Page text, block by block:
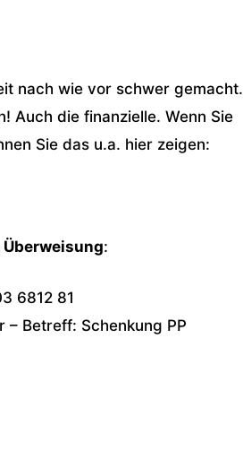
nach wie vor schwer gemacht.
Auch die finanzielle. Wenn Sie
Sie das u.a. hier zeigen:
Überweisung:
6812 81
– Betreff: Schenkung PP